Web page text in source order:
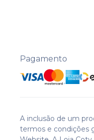
Pagamento
A inclusão de um
termos e condições